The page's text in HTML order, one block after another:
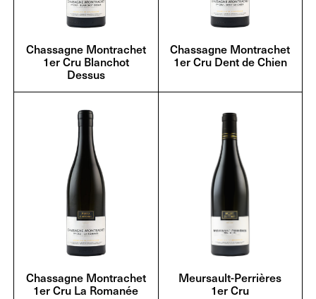
Chassagne Montrachet
1er Cru Blanchot
Dessus
Chassagne Montrachet
1er Cru Dent de Chien
Chassagne Montrachet
1er Cru La Romanée
Meursault-Perrières
1er Cru